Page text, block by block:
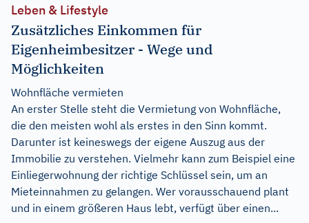
Leben & Lifestyle
Zusätzliches Einkommen für
Eigenheimbesitzer - Wege und
Möglichkeiten
Wohnfläche vermieten
An erster Stelle steht die Vermietung von Wohnfläche,
die den meisten wohl als erstes in den Sinn kommt.
Darunter ist keineswegs der eigene Auszug aus der
Immobilie zu verstehen. Vielmehr kann zum Beispiel eine
Einliegerwohnung der richtige Schlüssel sein, um an
Mieteinnahmen zu gelangen. Wer vorausschauend plant
und in einem größeren Haus lebt, verfügt über einen...